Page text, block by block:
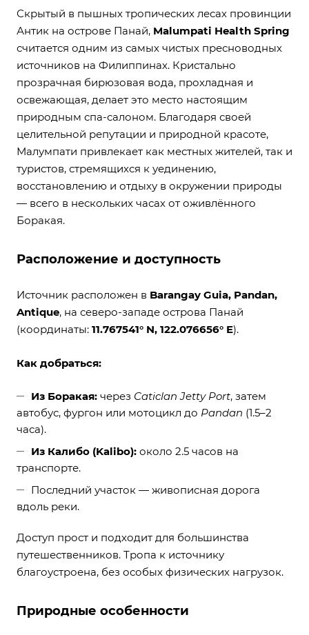
Скрытый в пышных тропических лесах провинции
Антик на острове Панай, Malumpati Health Spring
считается одним из самых чистых пресноводных
источников на Филиппинах. Кристально
прозрачная бирюзовая вода, прохладная и
освежающая, делает это место настоящим
природным спа-салоном. Благодаря своей
целительной репутации и природной красоте,
Малумпати привлекает как местных жителей, так и
туристов, стремящихся к уединению,
восстановлению и отдыху в окружении природы
— всего в нескольких часах от оживлённого
Боракая.
Расположение и доступность
Источник расположен в Barangay Guia, Pandan,
Antique, на северо-западе острова Панай
(координаты: 11.767541° N, 122.076656° E).
Как добраться:
Из Боракая: через Caticlan Jetty Port, затем
автобус, фургон или мотоцикл до Pandan (1.5–2
часа).
Из Калибо (Kalibo): около 2.5 часов на
транспорте.
Последний участок — живописная дорога
вдоль реки.
Доступ прост и подходит для большинства
путешественников. Тропа к источнику
благоустроена, без особых физических нагрузок.
Природные особенности